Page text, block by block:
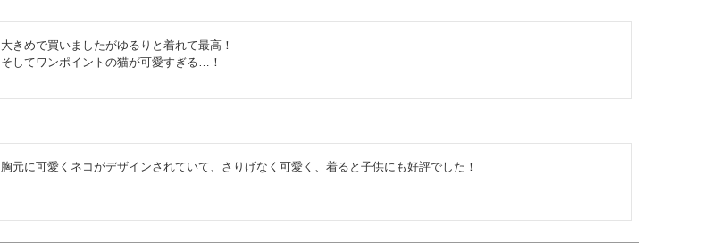
大きめで買いましたがゆるりと着れて最高！
そしてワンポイントの猫が可愛すぎる…！
胸元に可愛くネコがデザインされていて、さりげなく可愛く、着ると子供にも好評でした！